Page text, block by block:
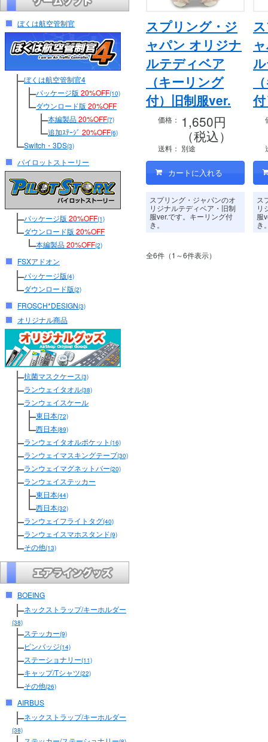
ぼくは航空管制官
ぼくは航空管制官4
パッケージ版 20%OFF(10)
ダウンロード版 20%OFF
本編製品20%OFF(7)
追加ｽﾃｰｼﾞ 20%OFF(6)
Switch・3DS(3)
パイロットストーリー
パッケージ版 20%OFF(1)
ダウンロード版 20%OFF
本編製品20%OFF(2)
FSXアドオン
パッケージ版(4)
ダウンロード版(2)
FROSCH*DESIGN(3)
オリジナル商品
抗菌マスクケース(3)
ランウェイタオル(38)
ランウェイスケール
東日本(72)
西日本(89)
ランウェイタオルポケット (16)
ランウェイマスキングテープ(30)
ランウェイマグネットバー(20)
ランウェイステッカー
東日本(44)
西日本(32)
ランウェイフライトタグ(40)
ランウェイスマホスタンド(9)
その他(13)
BOEING
ネックストラップ/キーホルダー
(38)
ステッカー(9)
ピンバッジ(14)
ステーショナリー(11)
キャップ/Tシャツ(22)
その他(26)
AIRBUS
ネックストラップ/キーホルダー
(38)
スプリング・ジ
ャパン オリジナ
ルテディベア
（キーリング
付）旧制服ver.
価格： 1,650円
（税込）
送料： 別途
スプリング・ジャパンのオ
リジナルテディベア・旧制
服ver.です。キーリング付
き。
ス
リ
服
き
全6件（1～6件表示）